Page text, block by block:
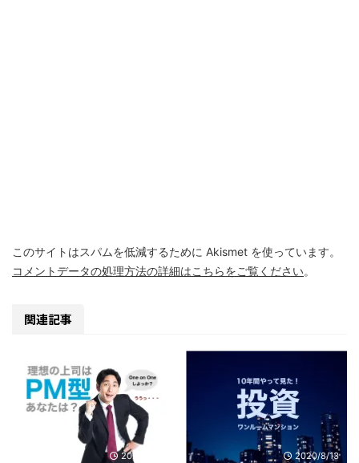
このサイトはスパムを低減するために Akismet を使っています。
コメントデータの処理方法の詳細はこちらをご覧ください。
関連記事
2020/9/10 2020/8/13